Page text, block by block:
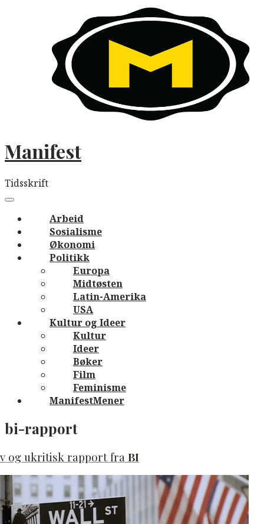
Manifest
Tidsskrift
navigation
Menu
Arbeid
Sosialisme
Økonomi
Politikk
Europa
Midtøsten
Latin-Amerika
USA
Kultur og Ideer
Kultur
Ideer
Bøker
Film
Feminisme
ManifestMener
bi-rapport
og ukritisk rapport fra BI